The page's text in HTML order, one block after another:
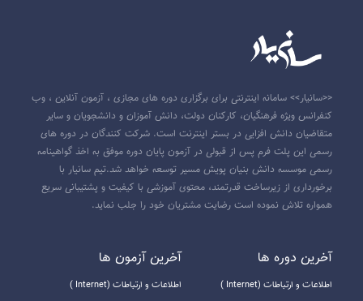
<<سانیار>> سامانه اینترنتی برای برگزاری دوره های مجازی ، آزمون آنلاین ، وب
کنفرانس ویژه فرهنگیان، کارکنان دولت، دانش آموزان و دانشجویان و سایر
متقاضیان دانش افزایی در بستر اینترنت است. شرکت کنندگان در دوره های
رسمی این پلت فرم پس از قبولی در آزمون پایان دوره موفق به اخذ گواهینامه
رسمی موسسه دانش بنیان پویش مسیر توسعه خواهد شد.تیم سانیار با
برخورداری از زیرساخت قدرتمند، محتوی آموزشی با کیفیت و پشتیبانی سریع
همواره تلاش نموده است رضایت مشتریان خود را جلب نماید.
آخرين دوره ها
اطلاعات و ارتباطات (Internet )
آخرين آزمون ها
اطلاعات و ارتباطات (Internet )